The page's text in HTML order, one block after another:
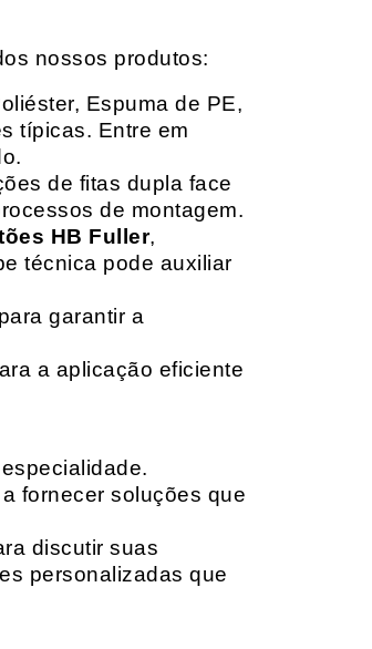
nossos produtos:
Espuma de PE,
típicas. Entre em
de fitas dupla face
de montagem.
HB Fuller,
técnica pode auxiliar
garantir a
a aplicação eficiente
fornecer soluções que
discutir suas
personalizadas que